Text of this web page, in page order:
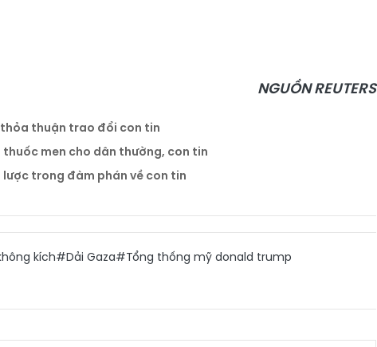
NGUỒN REUTERS
thuận trao đổi con tin
men cho dân thường, con tin
trong đàm phán về con tin
kích#Dải Gaza#Tổng thống mỹ donald trump